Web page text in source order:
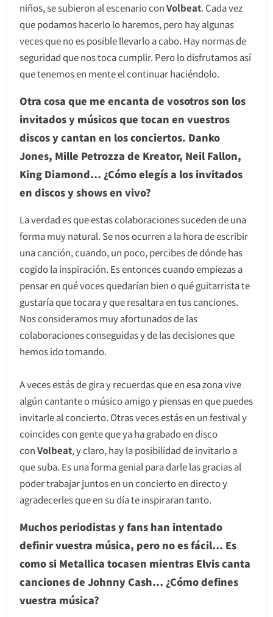
niños, se subieron al escenario conVolbeat. Cada vez
que podamos hacerlo lo haremos, pero hay algunas
veces que no es posible llevarlo a cabo. Hay normas de
seguridad que nos toca cumplir. Pero lo disfrutamos así
que tenemos en mente el continuar haciéndolo.
Otra cosa que me encanta de vosotros son los
invitados y músicos que tocan en vuestros
discos y cantan en los conciertos. Danko
Jones, Mille Petrozza de Kreator, Neil Fallon,
King Diamond… ¿Cómo elegís a los invitados
en discos y shows en vivo?
La verdad es que estas colaboraciones suceden de una
forma muy natural. Se nos ocurren a la hora de escribir
una canción, cuando, un poco, percibes de dónde has
cogido la inspiración. Es entonces cuando empiezas a
pensar en qué voces quedarían bien o qué guitarrista te
gustaría que tocara y que resaltara en tus canciones.
Nos consideramos muy afortunados de las
colaboraciones conseguidas y de las decisiones que
hemos ido tomando.
A veces estás de gira y recuerdas que en esa zona vive
algún cantante o músico amigo y piensas en que puedes
invitarle al concierto. Otras veces estás en un festival y
coincides con gente que ya ha grabado en disco
conVolbeat, y claro, hay la posibilidad de invitarlo a
que suba. Es una forma genial para darle las gracias al
poder trabajar juntos en un concierto en directo y
agradecerles que en su día te inspiraran tanto.
Muchos periodistas y fans han intentado
definir vuestra música, pero no es fácil… Es
como si Metallica tocasen mientras Elvis canta
canciones de Johnny Cash… ¿Cómo defines
vuestra música?